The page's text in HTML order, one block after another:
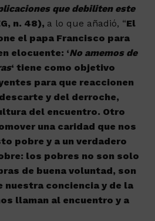
que debiliten este
n. 48), a lo que añadió, “El
el papa Francisco para
elocuente: ‘No amemos de
‘ tiene como objetivo
para que reaccionen
y del derroche,
del encuentro. Otro
una caridad que nos
pobre y a un verdadero
los pobres no son solo
de buena voluntad, son
nuestra conciencia y de la
llaman al encuentro y a